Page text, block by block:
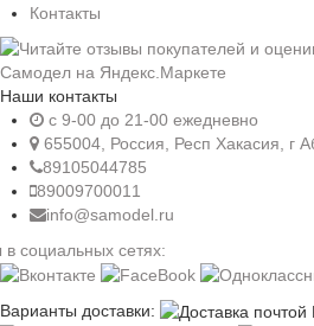
Контакты
Наши контакты
c 9-00 до 21-00 ежедневно
655004, Россия, Респ Хакасия, г
89105044785
89009700011
info@samodel.ru
социальных сетях:
Варианты доставки: